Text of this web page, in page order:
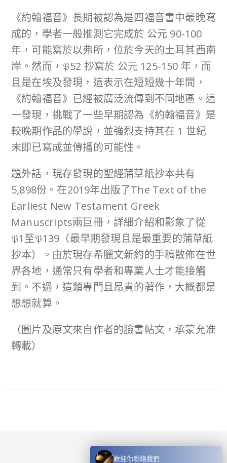
《約翰福音》長期被認為是四福音書中最晚寫
成的，學者一般推測它完成於 公元 90-100
年，可能寫於以弗所，位於今天的土耳其西南
岸。然而，𝔓52 抄寫於 公元 125-150 年，而
且是在埃及發現，這表示在短短幾十年間，
《約翰福音》已經被廣泛流傳到不同地區。這
一發現，挑戰了一些早期認為《約翰福音》是
較晚期作品的學說，並強烈支持其在 1 世紀
末即已寫成並傳播的可能性。
題外話，現存發現的聖經蒲草紙抄本共有
5,898份。在2019年出版了The Text of the
Earliest New Testament Greek
Manuscripts兩巨冊，詳細介紹和影象了從
𝔓1至𝔓139（最早期發現且是最重要的蒲草紙
抄本）。由於現存希臘文新約的手稿散佈在​​世
界各地，通常只有學者和專業人士才能接觸
到。不過，這類專門且昂貴的著作，大概都是
想想就算。
（圖片及原文來自作者的臉書帖文，承蒙允准
轉載）
歡迎你聯絡我們